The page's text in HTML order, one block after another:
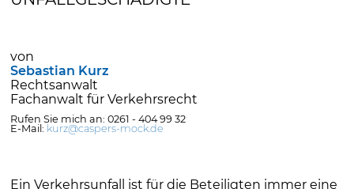
von
Sebastian Kurz
Rechtsanwalt
Fachanwalt für Verkehrsrecht
Rufen Sie mich an: 0261 - 404 99 32
E-Mail: kurz@caspers-mock.de
Ein Verkehrsunfall ist für die Beteiligten immer eine